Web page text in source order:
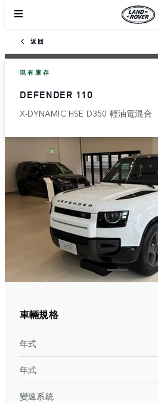
返回
現有庫存
DEFENDER 110
X-DYNAMIC HSE D350 輕油電混合
車輛規格
年式
年式
變速系統